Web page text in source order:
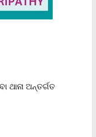
ଥାନା ଅନ୍ତର୍ଗତ